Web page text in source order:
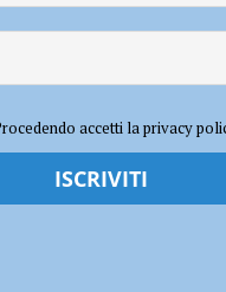
del Tour de France, un
foto: #PiacenzaTDF
il “Trofeo
accetti la privacy